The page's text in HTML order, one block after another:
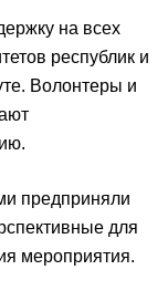
на всех
республик и
Волонтеры и
предприняли
для
мероприятия.